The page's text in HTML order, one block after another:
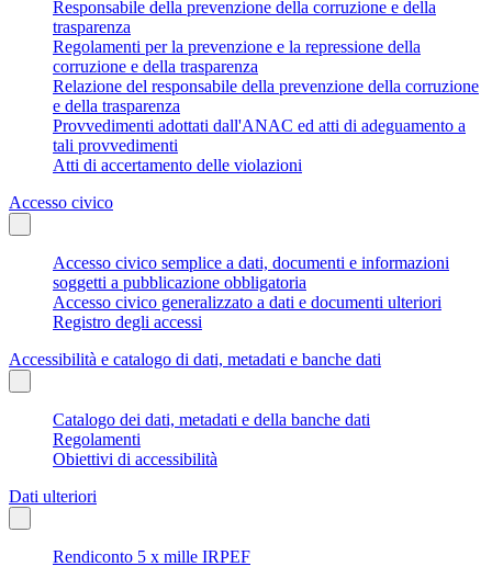
Responsabile della prevenzione della corruzione e della
trasparenza
Regolamenti per la prevenzione e la repressione della
corruzione e della trasparenza
Relazione del responsabile della prevenzione della corruzione
e della trasparenza
Provvedimenti adottati dall'ANAC ed atti di adeguamento a
tali provvedimenti
Atti di accertamento delle violazioni
Accesso civico
Accesso civico semplice a dati, documenti e informazioni
soggetti a pubblicazione obbligatoria
Accesso civico generalizzato a dati e documenti ulteriori
Registro degli accessi
Accessibilità e catalogo di dati, metadati e banche dati
Catalogo dei dati, metadati e della banche dati
Regolamenti
Obiettivi di accessibilità
Dati ulteriori
Rendiconto 5 x mille IRPEF